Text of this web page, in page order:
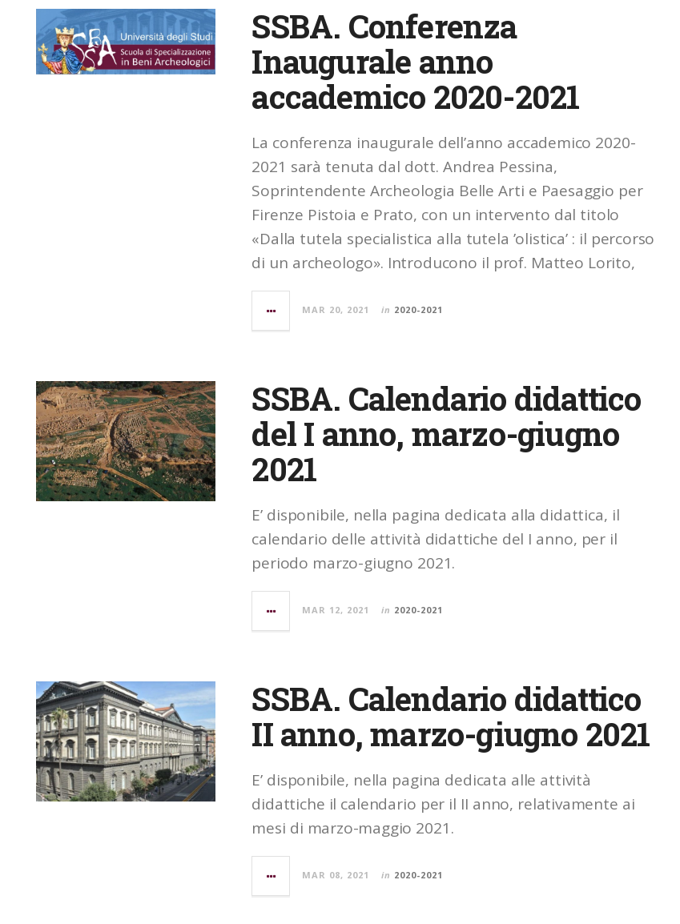
SSBA. Conferenza
Inaugurale anno
accademico 2020-2021
La conferenza inaugurale dell’anno accademico 2020-
2021 sarà tenuta dal dott. Andrea Pessina,
Soprintendente Archeologia Belle Arti e Paesaggio per
Firenze Pistoia e Prato, con un intervento dal titolo
«Dalla tutela specialistica alla tutela ’olistica’ : il percorso
di un archeologo». Introducono il prof. Matteo Lorito,
MAR 20, 2021 in 2020-2021
SSBA. Calendario didattico
del I anno, marzo-giugno
2021
E’ disponibile, nella pagina dedicata alla didattica, il
calendario delle attività didattiche del I anno, per il
periodo marzo-giugno 2021.
MAR 12, 2021 in 2020-2021
SSBA. Calendario didattico
II anno, marzo-giugno 2021
E’ disponibile, nella pagina dedicata alle attività
didattiche il calendario per il II anno, relativamente ai
mesi di marzo-maggio 2021.
MAR 08, 2021 in 2020-2021